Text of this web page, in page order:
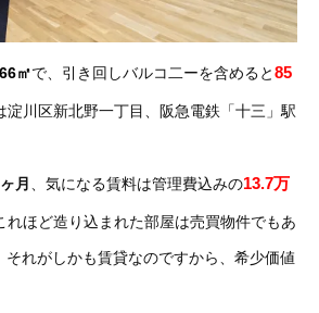
66㎡で、引き回しバルコ二ーを含めると85
淀川区新北野一丁目、阪急電鉄「十三」駅
月 、気になる賃料は管理費込みの13.7万
れほど造り込まれた部屋は売買物件でもあ
それがしかも賃貸なのですから、希少価値